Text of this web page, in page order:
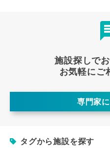
施設探しで
お気軽にご
専門家
タグから施設を探す